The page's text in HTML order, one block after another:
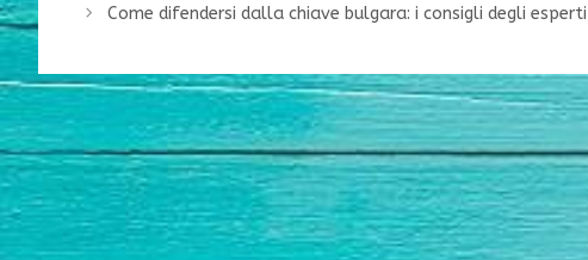
Come difendersi dalla chiave bulgara: i consigli degli esperti